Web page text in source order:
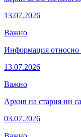
13.07.2026
Важно
Информация относно
13.07.2026
Важно
Архив на стария ни
03.07.2026